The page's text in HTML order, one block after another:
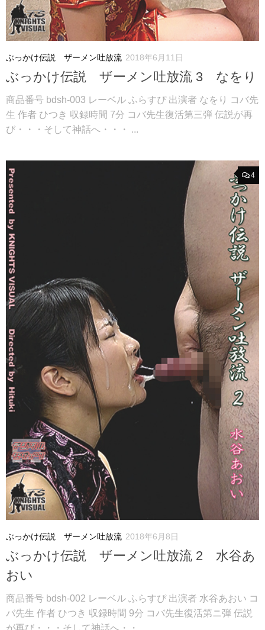
ぶっかけ伝説 ザーメン吐放流 2018年6月11日
ぶっかけ伝説 ザーメン吐放流 3 なをり
商品番号 bdsh-003 レーベル ふらすぴ 出演者 なをり コバ先
生 作者 ひつき 収録時間 7分 コバ先生復活第三弾 伝説が再
び・・・そして神話へ・・・ ...
4
ぶっかけ伝説 ザーメン吐放流 2018年6月8日
ぶっかけ伝説 ザーメン吐放流 2 水谷あ
おい
商品番号 bdsh-002 レーベル ふらすぴ 出演者 水谷あおい コ
バ先生 作者 ひつき 収録時間 9分 コバ先生復活第ニ弾 伝説
が再び・・・そして神話へ・・...